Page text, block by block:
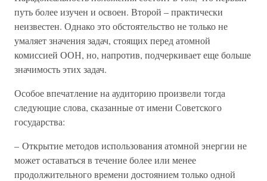
путь более изучен и освоен. Второй – практически
неизвестен. Однако это обстоятельство не только не
умаляет значения задач, стоящих перед атомной
комиссией ООН, но, напротив, подчеркивает еще больше
значимость этих задач.
Особое впечатление на аудиторию произвели тогда
следующие слова, сказанные от имени Советского
государства:
– Открытие методов использования атомной энергии не
может оставаться в течение более или менее
продолжительного времени достоянием только одной